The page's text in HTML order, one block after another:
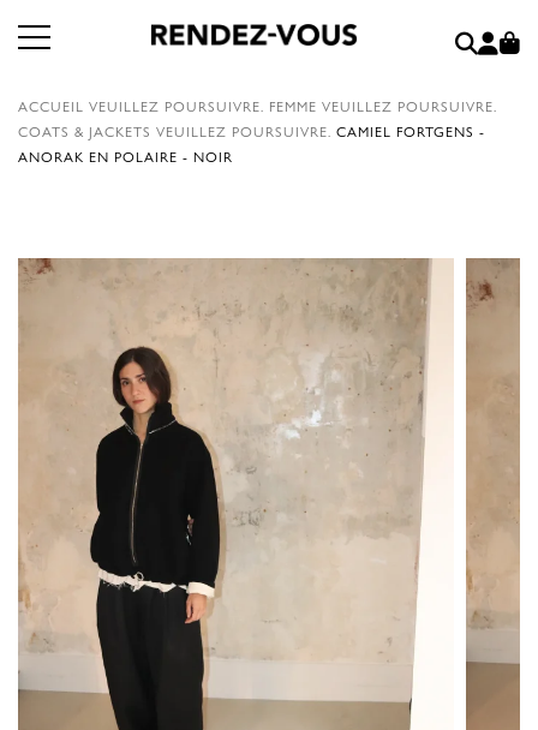
ACCUEIL VEUILLEZ POURSUIVRE. FEMME VEUILLEZ POURSUIVRE.
COATS & JACKETS VEUILLEZ POURSUIVRE. CAMIEL FORTGENS -
ANORAK EN POLAIRE - NOIR